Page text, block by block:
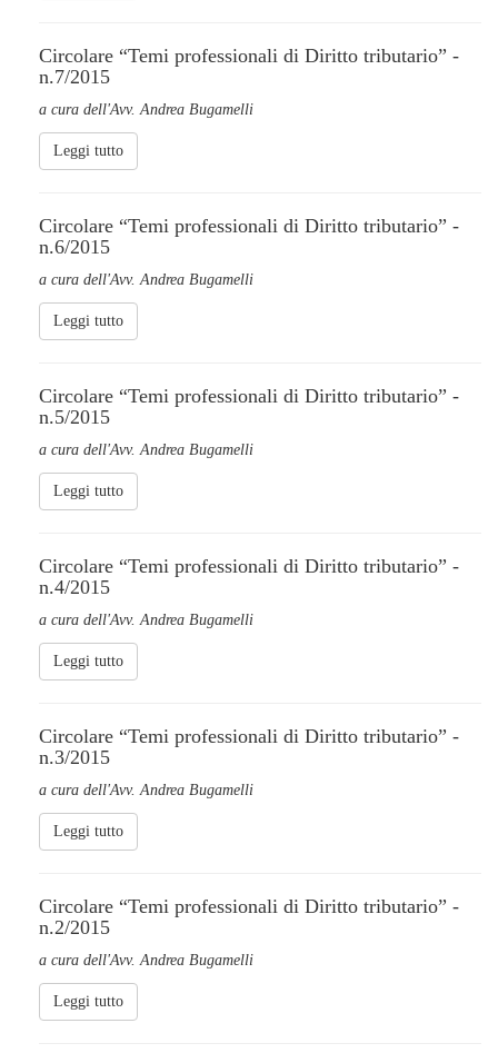
Circolare “Temi professionali di Diritto tributario” -
n.7/2015
a cura dell'Avv. Andrea Bugamelli
Leggi tutto
Circolare “Temi professionali di Diritto tributario” -
n.6/2015
a cura dell'Avv. Andrea Bugamelli
Leggi tutto
Circolare “Temi professionali di Diritto tributario” -
n.5/2015
a cura dell'Avv. Andrea Bugamelli
Leggi tutto
Circolare “Temi professionali di Diritto tributario” -
n.4/2015
a cura dell'Avv. Andrea Bugamelli
Leggi tutto
Circolare “Temi professionali di Diritto tributario” -
n.3/2015
a cura dell'Avv. Andrea Bugamelli
Leggi tutto
Circolare “Temi professionali di Diritto tributario” -
n.2/2015
a cura dell'Avv. Andrea Bugamelli
Leggi tutto